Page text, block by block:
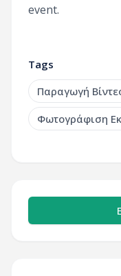
event.
Tags
Παραγωγή
Φωτογράφιση